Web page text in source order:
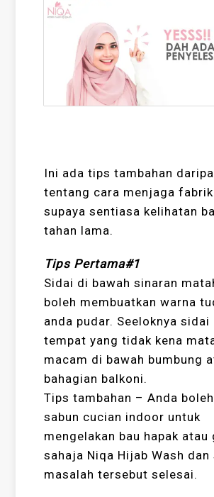
Ini ada tips tambahan
tentang cara menjaga
supaya sentiasa kelihatan
tahan lama.
Tips Pertama#1
Sidai di bawah sinaran
boleh membuatkan warna
anda pudar. Seeloknya sidai
tempat yang tidak kena
macam di bawah bumbung
bahagian balkoni.
Tips tambahan – Anda
sabun cucian indoor untuk
mengelakan bau hapak atau
sahaja Niqa Hijab Wash dan
masalah tersebut selesai.